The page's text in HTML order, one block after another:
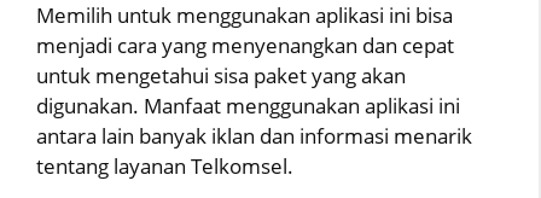
Memilih untuk menggunakan aplikasi ini bisa
menjadi cara yang menyenangkan dan cepat
untuk mengetahui sisa paket yang akan
digunakan. Manfaat menggunakan aplikasi ini
antara lain banyak iklan dan informasi menarik
tentang layanan Telkomsel.